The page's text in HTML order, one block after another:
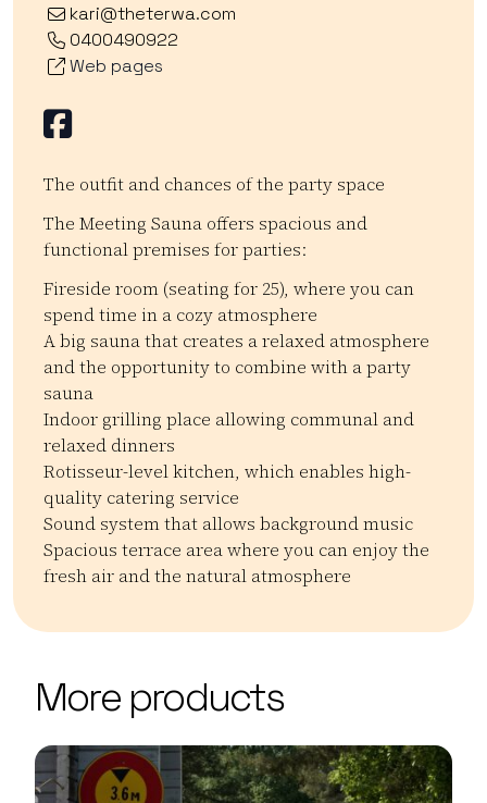
kari@theterwa.com
0400490922
Web pages
Facebook
The outfit and chances of the party space
The Meeting Sauna offers spacious and
functional premises for parties:
Fireside room (seating for 25), where you can
spend time in a cozy atmosphere
A big sauna that creates a relaxed atmosphere
and the opportunity to combine with a party
sauna
Indoor grilling place allowing communal and
relaxed dinners
Rotisseur-level kitchen, which enables high-
quality catering service
Sound system that allows background music
Spacious terrace area where you can enjoy the
fresh air and the natural atmosphere
−
OpenStreetMap
More products